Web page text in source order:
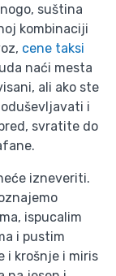
suština
kombinaciji
cene taksi
naći mesta
ali ako ste
i
svratite do
izneveriti.
ispucalim
i pustim
i krošnje i miris